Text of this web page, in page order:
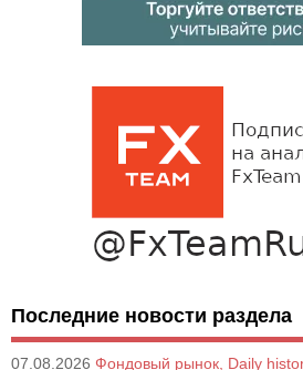
Последние новости раздела
07.08.2026 Фондовый рынок, Daily